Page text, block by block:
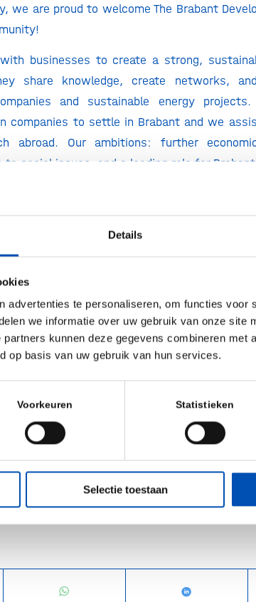
Details
advertenties te personaliseren, om functies voor
we informatie over uw gebruik van onze site
kunnen deze gegevens combineren met
op basis van uw gebruik van hun services.
Voorkeuren Statistieken
Selectie toestaan
we are proud to welcome The Brabant
businesses to create a strong,
share knowledge, create networks,
and sustainable energy
companies to settle in Brabant and we
abroad. Our ambitions: further
to social issues, and a leading role for
proof growth of ambitious Brabant
top industries.
Please visitwww.bom.nl
a proud HollandBIO member too !